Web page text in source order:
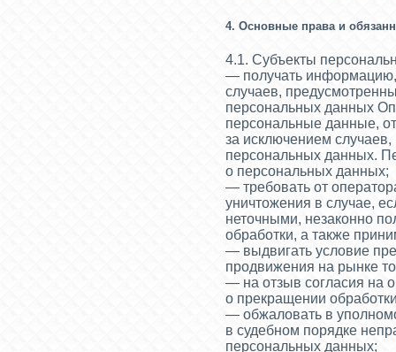
4. Основные права и
4.1. Субъекты
— получать информацию,
случаев,
персональных данных
персональные данные,
за исключением
персональных данных.
о персональных данных;
— требовать от
уничтожения в случае,
неточными, незаконно
обработки, а также
— выдвигать условие
продвижения на рынке
— на отзыв согласия на
о прекращении
— обжаловать в
в судебном порядке
персональных данных;